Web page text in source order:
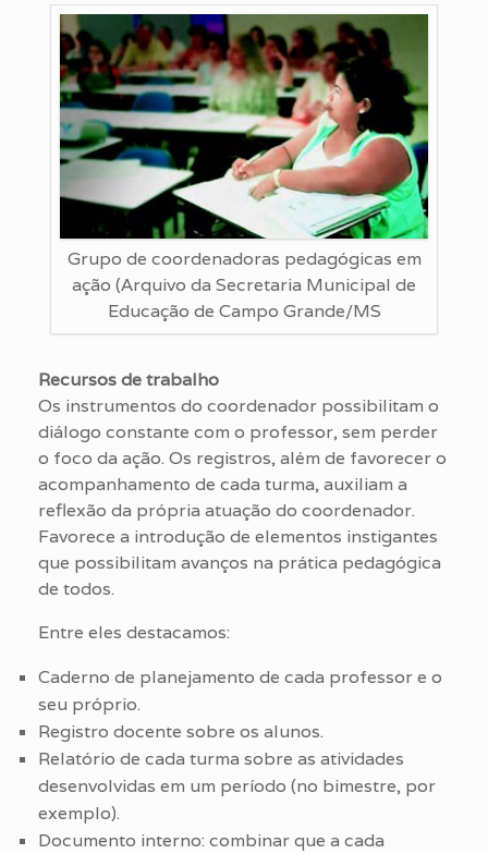
Grupo de coordenadoras pedagógicas em
ação (Arquivo da Secretaria Municipal de
Educação de Campo Grande/MS
Recursos de trabalho
Os instrumentos do coordenador possibilitam o
diálogo constante com o professor, sem perder
o foco da ação. Os registros, além de favorecer o
acompanhamento de cada turma, auxiliam a
reflexão da própria atuação do coordenador.
Favorece a introdução de elementos instigantes
que possibilitam avanços na prática pedagógica
de todos.
Entre eles destacamos:
Caderno de planejamento de cada professor e o
seu próprio.
Registro docente sobre os alunos.
Relatório de cada turma sobre as atividades
desenvolvidas em um período (no bimestre, por
exemplo).
Documento interno: combinar que a cada